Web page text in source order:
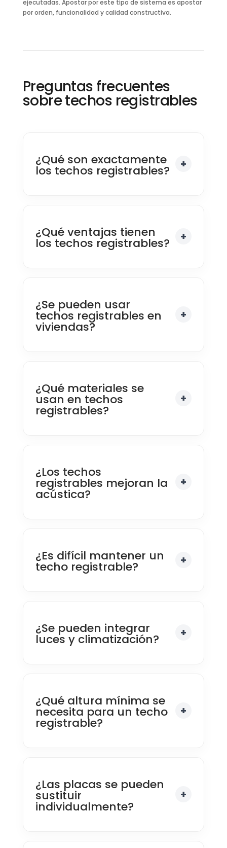
ejecutadas. Apostar por este tipo de sistema es apostar
por orden, funcionalidad y calidad constructiva.
Preguntas frecuentes
sobre techos registrables
¿Qué son exactamente
los techos registrables?
¿Qué ventajas tienen
los techos registrables?
¿Se pueden usar
techos registrables en
viviendas?
¿Qué materiales se
usan en techos
registrables?
¿Los techos
registrables mejoran la
acústica?
¿Es difícil mantener un
techo registrable?
¿Se pueden integrar
luces y climatización?
¿Qué altura mínima se
necesita para un techo
registrable?
¿Las placas se pueden
sustituir
individualmente?